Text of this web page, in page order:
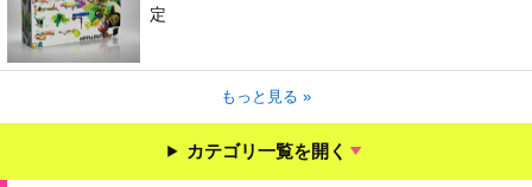
定
もっと見る »
カテゴリ一覧を開く